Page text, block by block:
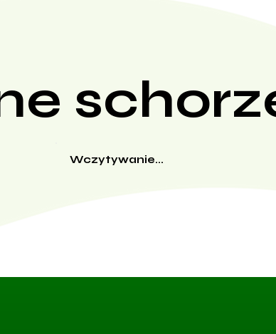
Wczytywanie...